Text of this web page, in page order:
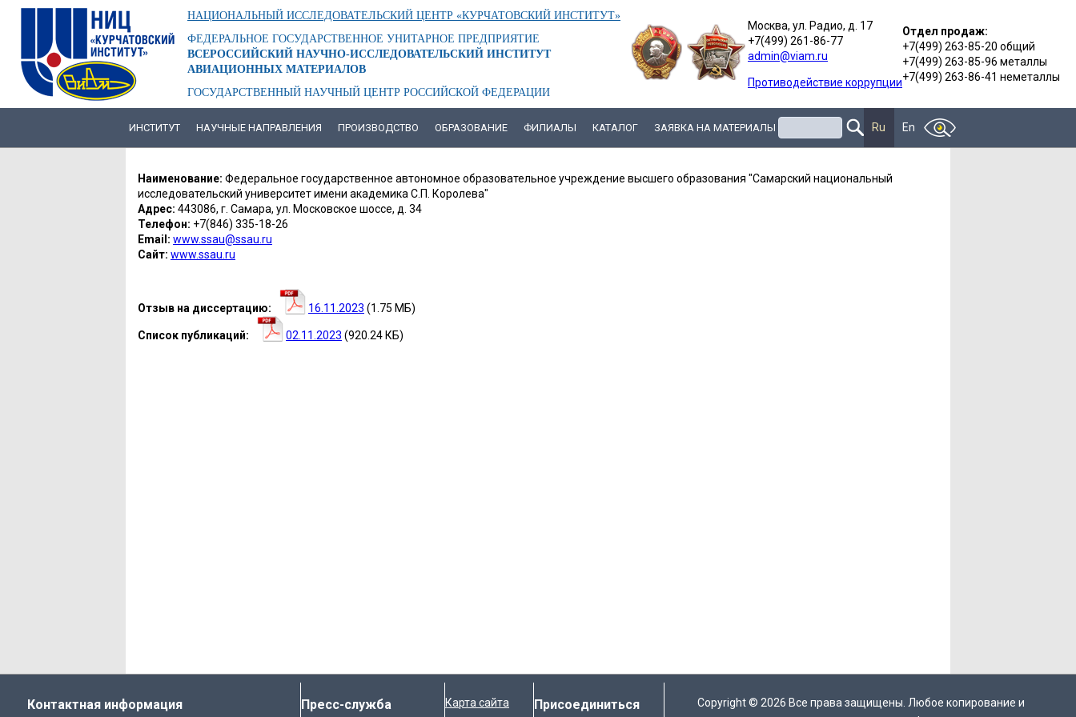
Перейти
основному
содержанию
НАЦИОНАЛЬНЫЙ ИССЛЕДОВАТЕЛЬСКИЙ ЦЕНТР «КУРЧАТОВСКИЙ ИНСТИТУТ»
ФЕДЕРАЛЬНОЕ ГОСУДАРСТВЕННОЕ УНИТАРНОЕ ПРЕДПРИЯТИЕ
ВСЕРОССИЙСКИЙ НАУЧНО-ИССЛЕДОВАТЕЛЬСКИЙ ИНСТИТУТ
АВИАЦИОННЫХ МАТЕРИАЛОВ
ГОСУДАРСТВЕННЫЙ НАУЧНЫЙ ЦЕНТР РОССИЙСКОЙ ФЕДЕРАЦИИ
Москва, ул. Радио, д. 17
+7(499) 261-86-77
admin@viam.ru
Противодействие коррупции
Отдел продаж:
+7(499) 263-85-20 общий
+7(499) 263-85-96 металлы
+7(499) 263-86-41 неметаллы
ИНСТИТУТ НАУЧНЫЕ НАПРАВЛЕНИЯ ПРОИЗВОДСТВО ОБРАЗОВАНИЕ ФИЛИАЛЫ КАТАЛОГ ЗАЯВКА НА МАТЕРИАЛЫ Ru En
ЛЕОНОВ
АЛЕКСАНДР
АНДРЕЕВИЧ
Наименование: Федеральное государственное автономное образовательное учреждение высшего образования "Самарский национальный
исследовательский университет имени академика С.П. Королева"
Адрес: 443086, г. Самара, ул. Московское шоссе, д. 34
Телефон: +7(846) 335-18-26
Email: www.ssau@ssau.ru
Сайт: www.ssau.ru
Отзыв на диссертацию 16.11.2023 (1.75 МБ)
Список публикаций 02.11.2023 (920.24 КБ)
Контактная информация Пресс-служба Карта сайта Присоединиться Copyright © 2026 Все права защищены. Любое копирование и